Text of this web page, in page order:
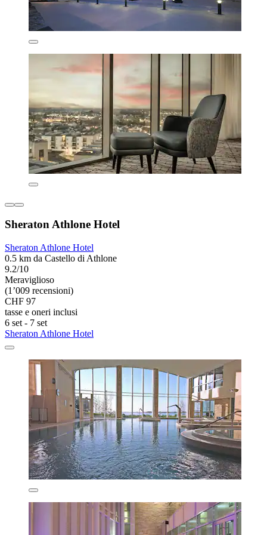
Sheraton Athlone Hotel
Sheraton Athlone Hotel
0.5 km da Castello di Athlone
9.2/10
Meraviglioso
(1’009 recensioni)
CHF 97
tasse e oneri inclusi
6 set - 7 set
Sheraton Athlone Hotel